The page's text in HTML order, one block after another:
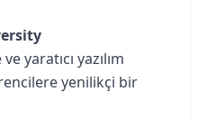
yaratıcı yazılım
yenilikçi bir